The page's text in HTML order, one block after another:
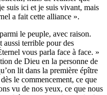
suis ici et je suis vivant, mais
a fait cette alliance ».
le peuple, avec raison.
aussi terrible pour des
vous parla face à face. »
de Dieu en la personne de
lit dans la première épître
le commencement, ce que
vu de nos yeux, ce que nous